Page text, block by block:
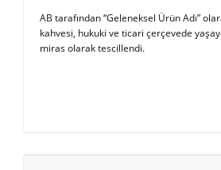
AB tarafından “Geleneksel Ürün Adı”
kahvesi, hukuki ve ticari çerçevede
miras olarak tescillendi.